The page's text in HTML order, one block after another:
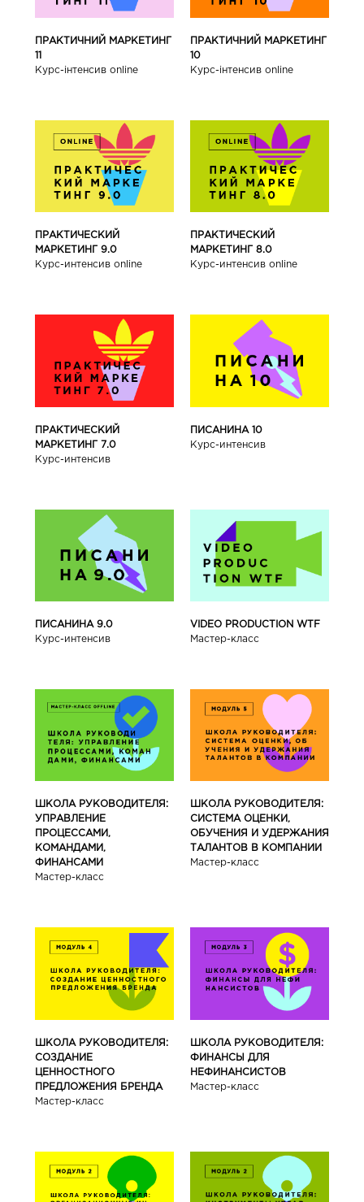
ПРАКТИЧНИЙ МАРКЕТИНГ
11
Курс-інтенсив online
ПРАКТИЧНИЙ МАРКЕТИНГ
10
Курс-інтенсив online
ПРАКТИЧЕСКИЙ
МАРКЕТИНГ 9.0
Курс-интенсив online
ПРАКТИЧЕСКИЙ
МАРКЕТИНГ 8.0
Курс-интенсив online
ПРАКТИЧЕСКИЙ
МАРКЕТИНГ 7.0
Курс-интенсив
ПИСАНИНА 10
Курс-интенсив
ПИСАНИНА 9.0
Курс-интенсив
VIDEO PRODUCTION WTF
Мастер-класс
ШКОЛА РУКОВОДИТЕЛЯ:
УПРАВЛЕНИЕ
ПРОЦЕССАМИ,
КОМАНДАМИ,
ФИНАНСАМИ
Мастер-класс
ШКОЛА РУКОВОДИТЕЛЯ:
СИСТЕМА ОЦЕНКИ,
ОБУЧЕНИЯ И УДЕРЖАНИЯ
ТАЛАНТОВ В КОМПАНИИ
Мастер-класс
ШКОЛА РУКОВОДИТЕЛЯ:
СОЗДАНИЕ
ЦЕННОСТНОГО
ПРЕДЛОЖЕНИЯ БРЕНДА
Мастер-класс
ШКОЛА РУКОВОДИТЕЛЯ:
ФИНАНСЫ ДЛЯ
НЕФИНАНСИСТОВ
Мастер-класс